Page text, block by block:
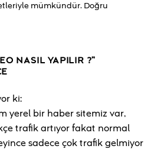
mümkündür. Doğru
NASIL YAPILIR ?”
ki:
yerel bir haber sitemiz var,
trafik artıyor fakat normal
sadece çok trafik gelmiyor